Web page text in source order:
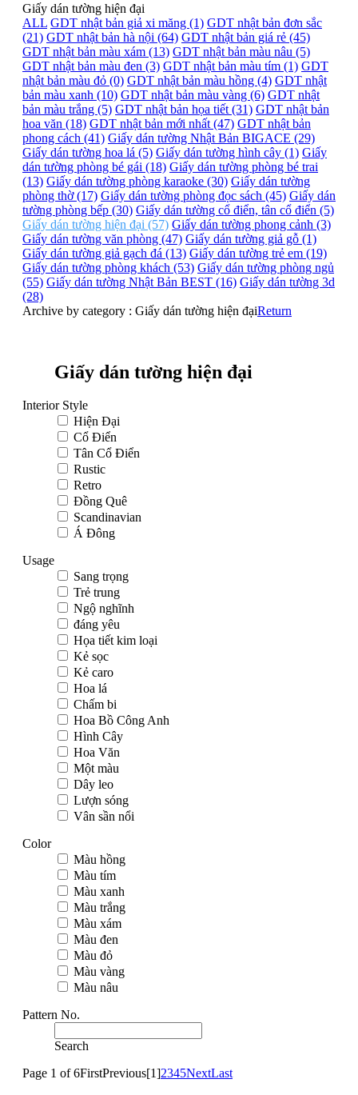
Giấy dán tường hiện đại
ALL GDT nhật bản giả xi măng (1) GDT nhật bản đơn sắc
(21) GDT nhật bản hà nội (64) GDT nhật bản giá rẻ (45)
GDT nhật bản màu xám (13) GDT nhật bản màu nâu (5)
GDT nhật bản màu đen (3) GDT nhật bản màu tím (1) GDT
nhật bản màu đỏ (0) GDT nhật bản màu hồng (4) GDT nhật
bản màu xanh (10) GDT nhật bản màu vàng (6) GDT nhật
bản màu trắng (5) GDT nhật bản họa tiết (31) GDT nhật bản
hoa văn (18) GDT nhật bản mới nhất (47) GDT nhật bản
phong cách (41) Giấy dán tường Nhật Bản BIGACE (29)
Giấy dán tường hoa lá (5) Giấy dán tường hình cây (1) Giấy
dán tường phòng bé gái (18) Giấy dán tường phòng bé trai
(13) Giấy dán tường phòng karaoke (30) Giấy dán tường
phòng thờ (17) Giấy dán tường phòng đọc sách (45) Giấy dán
tường phòng bếp (30) Giấy dán tường cổ điển, tân cổ điển (5)
Giấy dán tường hiện đại (57) Giấy dán tường phong cảnh (3)
Giấy dán tường văn phòng (47) Giấy dán tường giả gỗ (1)
Giấy dán tường giả gạch đá (13) Giấy dán tường trẻ em (19)
Giấy dán tường phòng khách (53) Giấy dán tường phòng ngủ
(55) Giấy dán tường Nhật Bản BEST (16) Giấy dán tường 3d
(28)
Archive by category : Giấy dán tường hiện đạiReturn
Giấy dán tường hiện đại
Interior Style
Hiện Đại
Cổ Điển
Tân Cổ Điển
Rustic
Retro
Đồng Quê
Scandinavian
Á Đông
Usage
Sang trọng
Trẻ trung
Ngộ nghĩnh
đáng yêu
Họa tiết kim loại
Kẻ sọc
Kẻ caro
Hoa lá
Chấm bi
Hoa Bồ Công Anh
Hình Cây
Hoa Văn
Một màu
Dây leo
Lượn sóng
Vân sần nổi
Color
Màu hồng
Màu tím
Màu xanh
Màu trắng
Màu xám
Màu đen
Màu đỏ
Màu vàng
Màu nâu
Pattern No.
Search
Page 1 of 6FirstPrevious[1]2345NextLast